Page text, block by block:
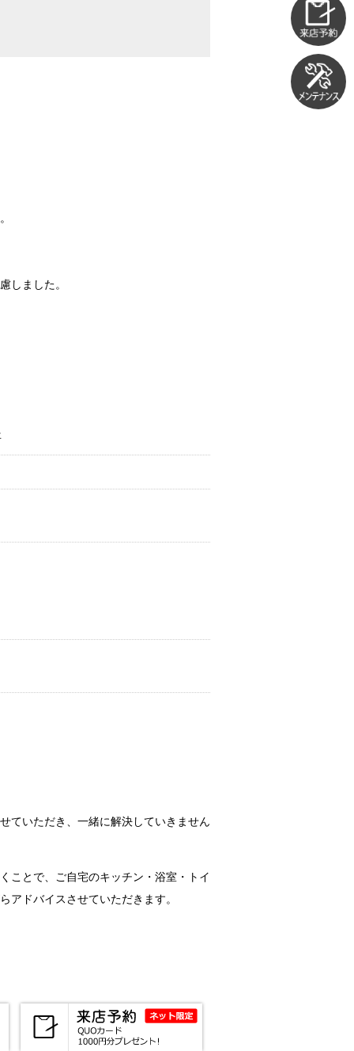
しました。
ていただき、一緒に解決していきません
ことで、ご自宅のキッチン・浴室・トイ
アドバイスさせていただきます。